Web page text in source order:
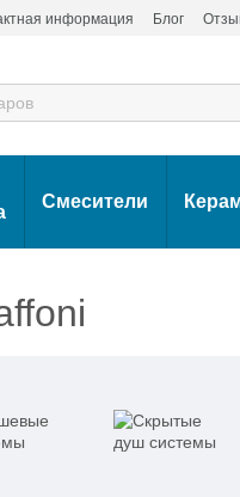
информация Блог
Смесители